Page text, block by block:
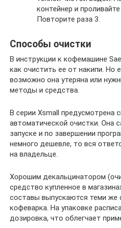
контейнер и
Повторите раза 3.
Способы очистки
В инструкции к кофемашине
как очистить ее от накипи. Но
возможно она утеряна или
методы и средства.
В серии Xsmall предусмотрена
автоматической очистки. Она
запуске и по завершении
немного дешевле, то вся
на владельце.
Хорошим декальцинатором
средство купленное в
составы выпускаются теми же
кофеварка. На упаковке
дозировка, что облегчает